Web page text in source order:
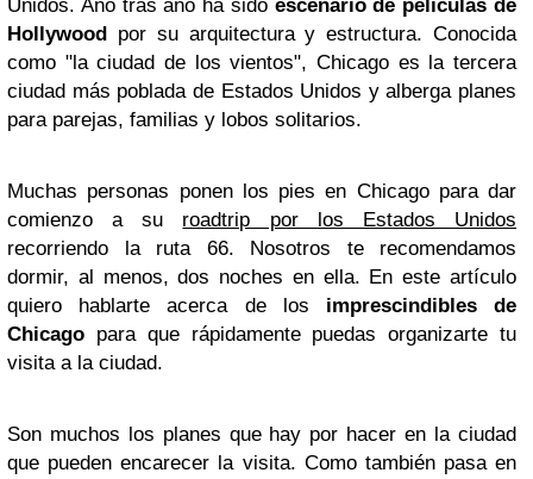
Unidos. Año tras año ha sido escenario de películas de
Hollywood por su arquitectura y estructura. Conocida
como "la ciudad de los vientos", Chicago es la tercera
ciudad más poblada de Estados Unidos y alberga planes
para parejas, familias y lobos solitarios.
Muchas personas ponen los pies en Chicago para dar
comienzo a su roadtrip por los Estados Unidos
recorriendo la ruta 66. Nosotros te recomendamos
dormir, al menos, dos noches en ella. En este artículo
quiero hablarte acerca de los imprescindibles de
Chicago para que rápidamente puedas organizarte tu
visita a la ciudad.
Son muchos los planes que hay por hacer en la ciudad
que pueden encarecer la visita. Como también pasa en